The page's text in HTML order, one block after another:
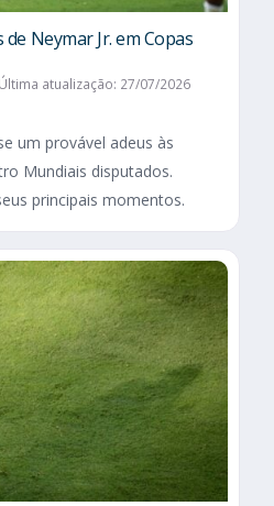
Neymar Jr. em Copas
Última atualização: 27/07/2026
um provável adeus às
Mundiais disputados.
principais momentos.